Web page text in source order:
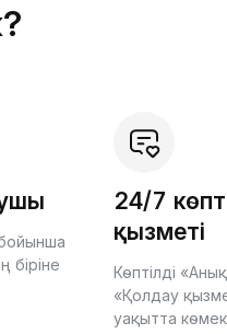
біріне
24/7
қызметі
Көптілді
«Қолдау
уақытта